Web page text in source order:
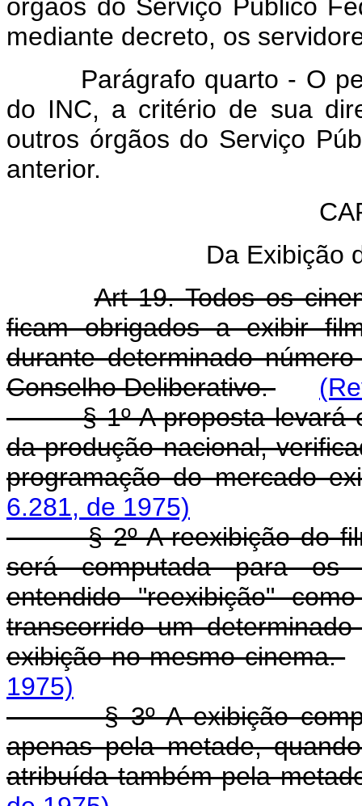
órgãos do Serviço Público
mediante decreto, os
Parágrafo quarto - O
do INC, a critério de sua
outros órgãos do Serviço
anterior.
Da Exibição
Art 19. Todos os
ficam obrigados a exibir
durante determinado
Conselho Deliberativo.
§ 1º A proposta levará
da produção nacional,
programação do mercado
6.281, de 1975)
§ 2º A reexibição do
será computada para os
entendido "reexibição"
transcorrido um
exibição no mesmo cinema.
1975)
§ 3º A exibição
apenas pela metade,
atribuída também pela